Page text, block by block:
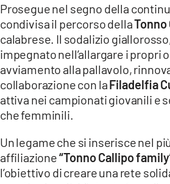
LACONAIR.IT
LACITYMAG.IT
ILREGGINO.IT
COSENZACHANNEL.IT
CATANZAROCHANNEL.IT
LACAPITALENEWS.IT
Prosegue nel segno della
condivisa il percorso dellaTonno
calabrese. Il sodalizio
impegnato nell’allargare i propri
avviamento alla pallavolo,
collaborazione con laFiladelfia
attiva nei campionati giovanili e
che femminili.
Un legame che si inserisce nel
affiliazione“Tonno Callipo
l’obiettivo di creare una rete